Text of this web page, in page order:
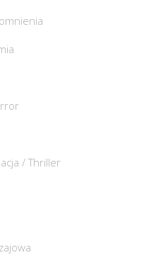
/ Thriller